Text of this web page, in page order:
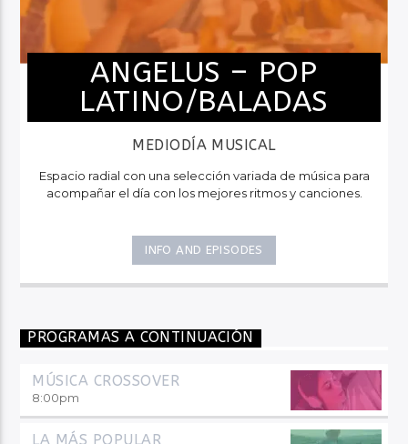
ANGELUS – POP
LATINO/BALADAS
MEDIODÍA MUSICAL
Espacio radial con una selección variada de música para
acompañar el día con los mejores ritmos y canciones.
INFO AND EPISODES
PROGRAMAS A CONTINUACIÓN
MÚSICA CROSSOVER
8:00pm
LA MÁS POPULAR